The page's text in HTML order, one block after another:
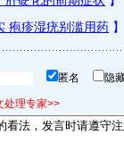
匿名 隐
处理专家>>